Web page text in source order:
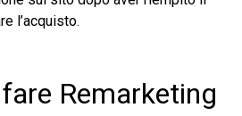
l’acquisto.
Remarketing